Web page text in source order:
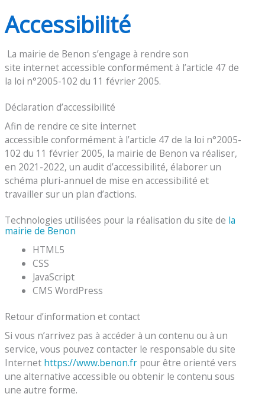
Accessibilité
La mairie de Benon s’engage à rendre son
site internet accessible conformément à l’article 47 de
la loi n°2005-102 du 11 février 2005.
Déclaration d’accessibilité
Afin de rendre ce site internet
accessible conformément à l’article 47 de la loi n°2005-
102 du 11 février 2005, la mairie de Benon va réaliser,
en 2021-2022, un audit d’accessibilité, élaborer un
schéma pluri-annuel de mise en accessibilité et
travailler sur un plan d’actions.
Technologies utilisées pour la réalisation du site de la
mairie de Benon
HTML5
CSS
JavaScript
CMS WordPress
Retour d’information et contact
Si vous n’arrivez pas à accéder à un contenu ou à un
service, vous pouvez contacter le responsable du site
Internet https://www.benon.fr pour être orienté vers
une alternative accessible ou obtenir le contenu sous
une autre forme.